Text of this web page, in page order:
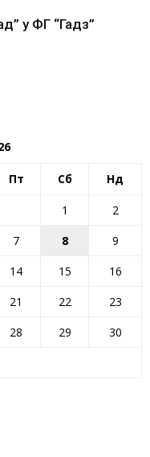
у ФГ “Гадз”
Пт Сб Нд
1
2
7 8
9
14 15
16
21 22
23
28 29
30